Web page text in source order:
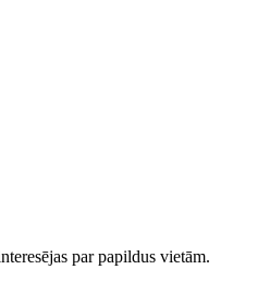
par papildus vietām.